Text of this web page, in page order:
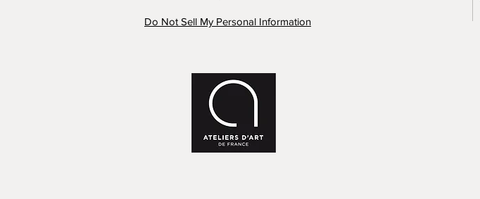
Do Not Sell My Personal Information